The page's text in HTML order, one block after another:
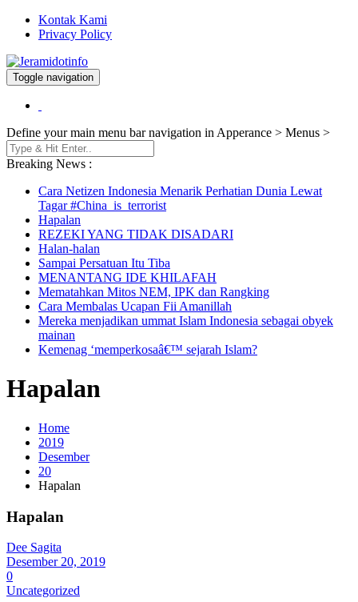
Kontak Kami
Privacy Policy
Jeramidotinfo
Berita dan Informasi Terkini
Toggle navigation
Define your main menu bar navigation in Apperance > Menus >
Breaking News :
Cara Netizen Indonesia Menarik Perhatian Dunia Lewat
Tagar #China_is_terrorist
Hapalan
REZEKI YANG TIDAK DISADARI
Halan-halan
Sampai Persatuan Itu Tiba
MENANTANG IDE KHILAFAH
Mematahkan Mitos NEM, IPK dan Rangking
Cara Membalas Ucapan Fii Amanillah
Mereka menjadikan ummat Islam Indonesia sebagai obyek
mainan
Kemenag ‘memperkosaâ€™ sejarah Islam?
Hapalan
Home
2019
Desember
20
Hapalan
Hapalan
Dee Sagita
Desember 20, 2019
0
Uncategorized